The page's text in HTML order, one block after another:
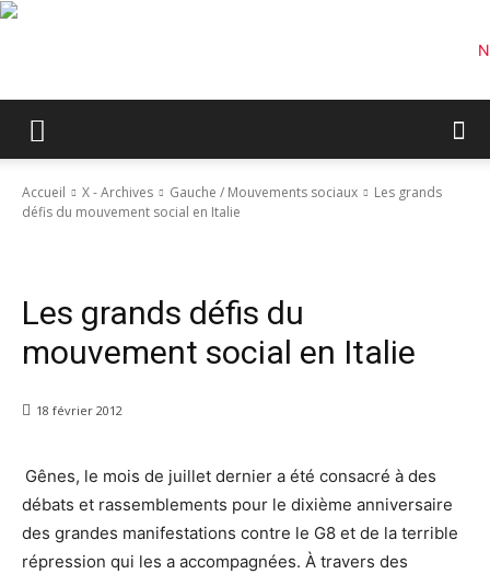
Accueil X - Archives Gauche / Mouvements sociaux
Les grands
défis du mouvement social en Italie
Les grands défis du
mouvement social en Italie
18 février 2012
Gênes, le mois de juillet dernier a été consacré à des
débats et rassemblements pour le dixième anniversaire
des grandes manifestations contre le G8 et de la terrible
répression qui les a accompagnées. À travers des